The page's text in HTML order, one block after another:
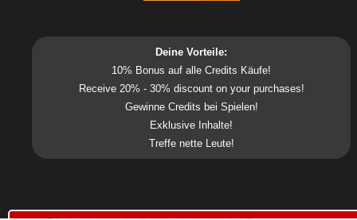
Deine Vorteile:
10% Bonus auf alle Credits Käufe!
Receive 20% - 30% discount on your purchases!
Gewinne Credits bei Spielen!
Exklusive Inhalte!
Treffe nette Leute!